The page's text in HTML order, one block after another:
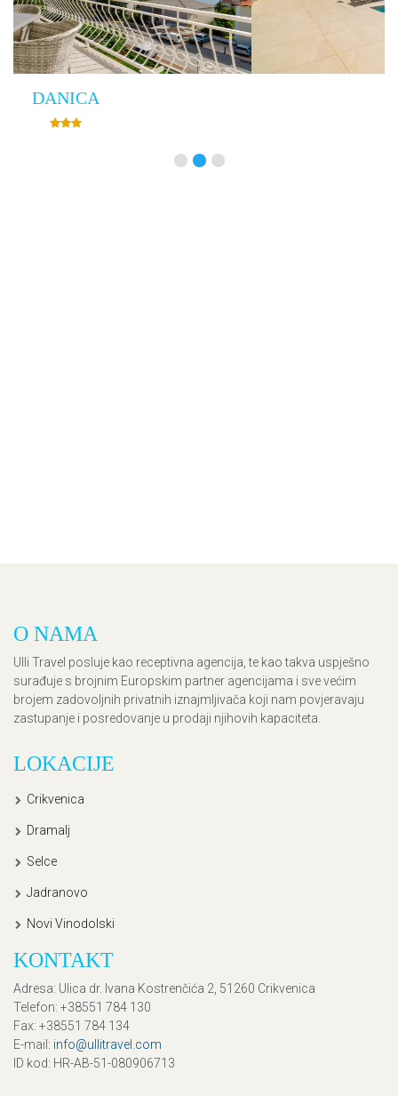
O NAMA
Ulli Travel posluje kao receptivna agencija, te kao takva uspješno
surađuje s brojnim Europskim partner agencijama i sve većim
brojem zadovoljnih privatnih iznajmljivača koji nam povjeravaju
zastupanje i posredovanje u prodaji njihovih kapaciteta.
LOKACIJE
Crikvenica
Dramalj
Selce
Jadranovo
Novi Vinodolski
KONTAKT
Adresa: Ulica dr. Ivana Kostrenčića 2, 51260 Crikvenica
Telefon: +38551 784 130
Fax: +38551 784 134
E-mail: info@ullitravel.com
ID kod: HR-AB-51-080906713